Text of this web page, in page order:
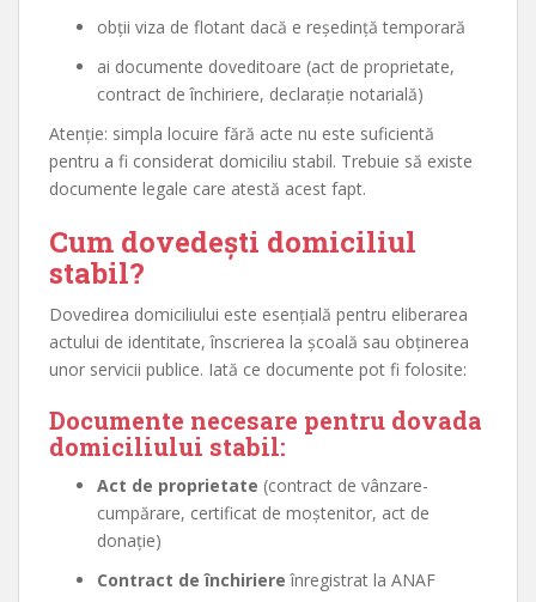
obții viza de flotant dacă e reședință temporară
ai documente doveditoare (act de proprietate,
contract de închiriere, declarație notarială)
Atenție: simpla locuire fără acte nu este suficientă
pentru a fi considerat domiciliu stabil. Trebuie să existe
documente legale care atestă acest fapt.
Cum dovedești domiciliul
stabil?
Dovedirea domiciliului este esențială pentru eliberarea
actului de identitate, înscrierea la școală sau obținerea
unor servicii publice. Iată ce documente pot fi folosite:
Documente necesare pentru dovada
domiciliului stabil:
Act de proprietate (contract de vânzare-
cumpărare, certificat de moștenitor, act de
donație)
Contract de închiriere înregistrat la ANAF